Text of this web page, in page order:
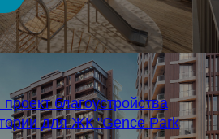
благоустройства
для ЖК "Gence Park